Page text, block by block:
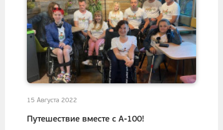
15 Августа 2022
Путешествие вместе с А-100!